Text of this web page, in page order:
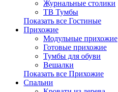
Журнальные столики
ТВ Тумбы
Показать все Гостиные
Прихожие
Модульные прихожие
Готовые прихожие
Тумбы для обуви
Вешалки
Показать все Прихожие
Спальни